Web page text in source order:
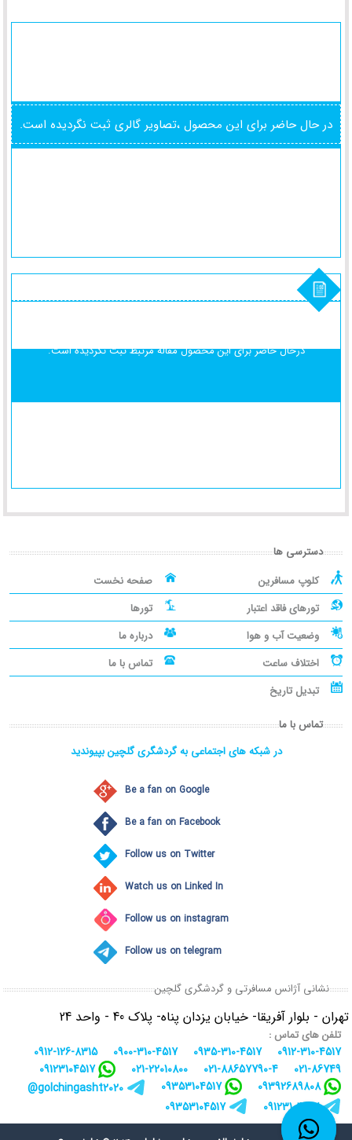
در حال حاضر برای این محصول ،تصاویر گالری ثبت نگردیده است.
درحال حاضر برای این محصولمقاله مرتبط ثبت نگردیده است.
دسترسی ها
کلوپ مسافرین
صفحه نخست
تورهای فاقد اعتبار
تورها
وضعیت آب و هوا
درباره ما
اختلاف ساعت
تماس با ما
تبدیل تاریخ
تماس با ما
در شبکه های اجتماعی به گردشگری گلچین بپیوندید
Be a fan on Google
Be a fan on Facebook
Follow us on Twitter
Watch us on Linked In
Follow us on instagram
Follow us on telegram
نشانی آژانس مسافرتی و گردشگری گلچین
تهران - بلوار آفریقا- خیابان یزدان پناه- پلاک 40 - واحد 24
تلفن های تماس :
0912-310-4517
0935-310-4517
0900-310-4517
0912-126-8315
021-86749
021-88657790-4
021-22010800
09123104517
09392689808
09353104517
golchingasht2020@
09123104517
09353104517